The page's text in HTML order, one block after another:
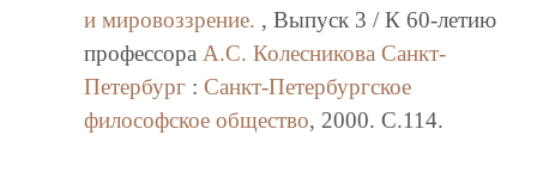
и мировоззрение. , Выпуск 3 / К 60-летию
профессора А.С. Колесникова Санкт-
Петербург : Санкт-Петербургское
философское общество, 2000. C.114.